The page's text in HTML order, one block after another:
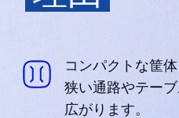
コンパクトな筐体
狭い通路やテー
広がります。